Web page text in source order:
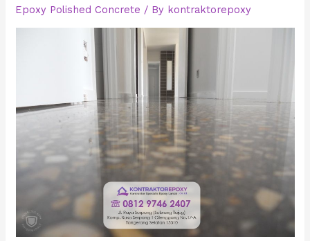
Epoxy Polished Concrete / By kontraktorepoxy